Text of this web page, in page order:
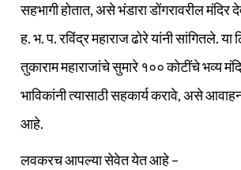
सहभागी होतात, असे भंडारा डोंगरावरील मंदिर
ह. भ. प. रविंद्र महाराज ढोरे यांनी सांगितले. या
तुकाराम महाराजांचे सुमारे १०० कोटींचे भव्य
भाविकांनी त्यासाठी सहकार्य करावे, असे
आहे.
लवकरच आपल्या सेवेत येत आहे –